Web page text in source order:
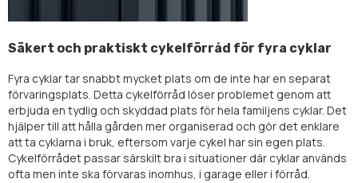
Säkert och praktiskt cykelförråd för fyra cyklar
Fyra cyklar tar snabbt mycket plats om de inte har en separat
förvaringsplats. Detta cykelförråd löser problemet genom att
erbjuda en tydlig och skyddad plats för hela familjens cyklar. Det
hjälper till att hålla gården mer organiserad och gör det enklare
att ta cyklarna i bruk, eftersom varje cykel har sin egen plats.
Cykelförrådet passar särskilt bra i situationer där cyklar används
ofta men inte ska förvaras inomhus, i garage eller i förråd.